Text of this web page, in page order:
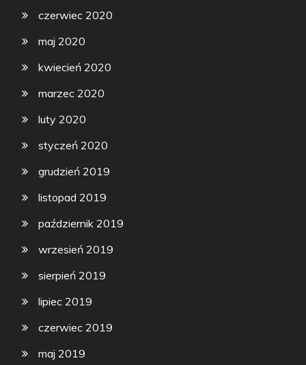
czerwiec 2020
maj 2020
kwiecień 2020
marzec 2020
luty 2020
styczeń 2020
grudzień 2019
listopad 2019
październik 2019
wrzesień 2019
sierpień 2019
lipiec 2019
czerwiec 2019
maj 2019